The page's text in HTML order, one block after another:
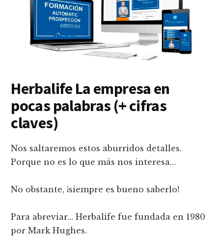
Herbalife La empresa en
pocas palabras (+ cifras
claves)
Nos saltaremos estos aburridos detalles.
Porque no es lo que más nos interesa…
No obstante, ¡siempre es bueno saberlo!
Para abreviar… Herbalife fue fundada en 1980
por Mark Hughes.